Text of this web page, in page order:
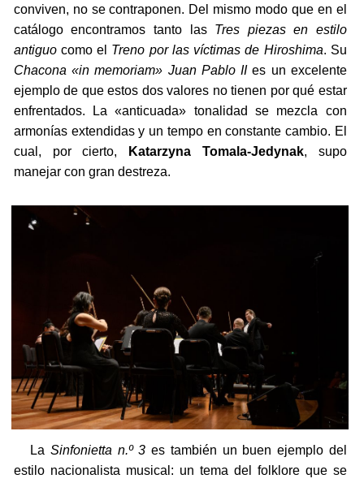
conviven, no se contraponen. Del mismo modo que en el
catálogo encontramos tanto las Tres piezas en estilo
antiguocomo el Treno por las víctimas de Hiroshima. Su
Chacona «in memoriam» Juan Pablo IIes un excelente
ejemplo de que estos dos valores no tienen por qué estar
enfrentados. La «anticuada» tonalidad se mezcla con
armonías extendidas y un tempo en constante cambio. El
cual, por cierto,
Katarzyna Tomala-Jedynak, supo
manejar con gran destreza.
La Sinfonietta n.º 3 es también un buen ejemplo del
estilo nacionalista musical: un tema del folklore que se